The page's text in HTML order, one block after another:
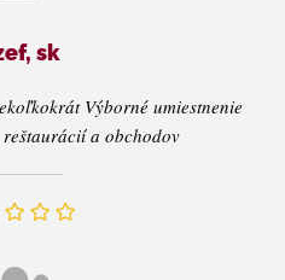
sk
Výborné umiestnenie
a obchodov